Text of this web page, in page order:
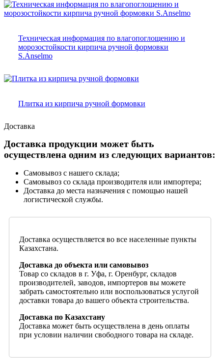
Техническая информация по влагопоглощению и
морозостойкости кирпича ручной формовки
S.Anselmo
Плитка из кирпича ручной формовки
Доставка
Доставка продукции может быть
осуществлена одним из следующих вариантов:
Самовывоз с нашего склада;
Самовывоз со склада производителя или импортера;
Доставка до места назначения с помощью нашей
логистической службы.
Доставка осуществляется во все населенные пункты
Казахстана.
Доставка до объекта или самовывоз
Товар со складов в г. Уфа, г. Оренбург, складов
производителей, заводов, импортеров вы можете
забрать самостоятельно или воспользоваться услугой
доставки товара до вашего объекта строительства.
Доставка по Казахстану
Доставка может быть осуществлена в день оплаты
при условии наличии свободного товара на складе.